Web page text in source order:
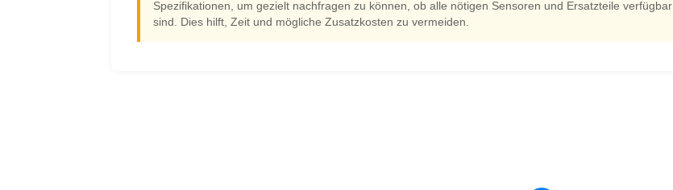
Spezifikationen, um gezielt nachfragen zu können, ob alle nötigen Sensoren und Ersatzteile verfügbar
sind. Dies hilft, Zeit und mögliche Zusatzkosten zu vermeiden.